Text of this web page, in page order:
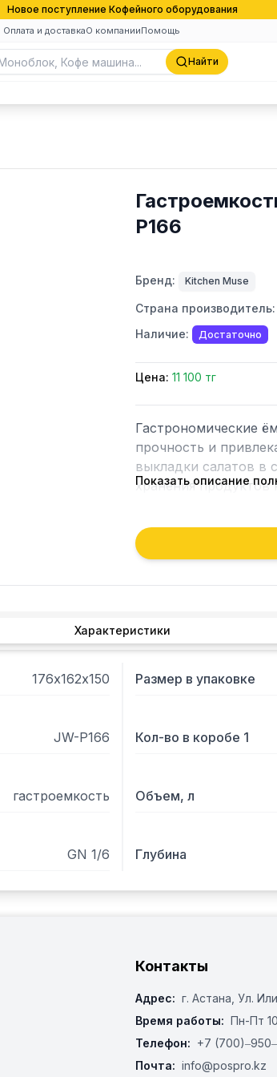
Новое поступление Кофейного оборудования
Оплата и доставкаО компанииПомощь
Найти
P166
Бренд: Kitchen Muse
Страна производитель:
Наличие:
Достаточно
Цена: 11 100 тг
Гастрономические
прочность и
выкладки салатов в
хранения
Показать описание
Характеристики
176х162х150 Размер в упаковке
JW-P166 Кол-во в коробе 1
гастроемкость Объем, л
GN 1/6 Глубина
Контакты
Адрес: г. Астана, ​Ул.
Время работы: Пн-Пт
Телефон: +7
Почта: info@pospro.kz